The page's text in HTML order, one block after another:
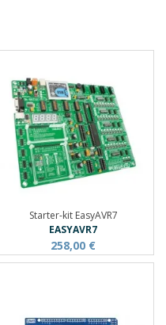
Starter-kit EasyAVR7
EASYAVR7
258,00 €